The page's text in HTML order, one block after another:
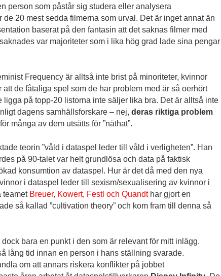
person som påstår sig studera eller analysera
de 20 mest sedda filmerna som urval. Det är inget annat än
baserat på den fantasin att det saknas filmer med
var majoriteter som i lika hög grad lade sina pengar
Frequency är alltså inte brist på minoriteter, kvinnor
de fåtaliga spel som de har problem med är så oerhört
på topp-20 listorna inte säljer lika bra. Det är alltså inte
dagens samhällsforskare – nej, deras riktiga problem
många av dem utsätts för ”näthat”.
teorin ”våld i dataspel leder till våld i verligheten”. Han
på 90-talet var helt grundlösa och data på faktisk
konsumtion av dataspel. Hur är det då med den nya
i dataspel leder till sexism/sexualisering av kvinnor i
teamet Breuer, Kowert, Festl och Quandthar gjort en
så kallad ”cultivation theory” och kom fram till denna så
dock bara en punkt i den som är relevant för mitt inlägg.
lång tid innan en person i hans ställning svarade.
om att annars riskera konflikter på jobbet